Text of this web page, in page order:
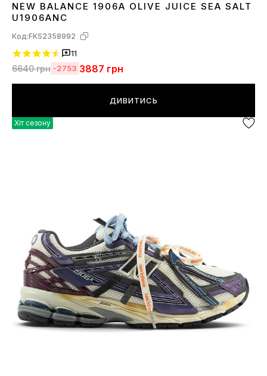
3637 3839404142 4344 45
NEW BALANCE 1906A OLIVE JUICE SEA SALT
U1906ANC
Код:FKS2358992
11
6640грн -2753 3887 грн
ДИВИТИСЬ
Хіт сезону